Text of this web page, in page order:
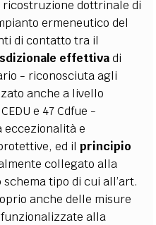
ricostruzione dottrinale di
ermeneutico del
di contatto tra il
effettivadi
- riconosciuta agli
anche a livello
e 47 Cdfue -
e
ed ilprincipio
collegato alla
tipo di cui all’art.
anche delle misure
alla